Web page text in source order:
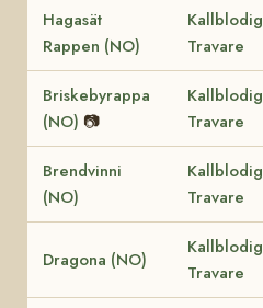
Hagasät
Rappen (NO)
Kallblodig
Travare
Briskebyrappa
(NO) 📷
Kallblodig
Travare
Brendvinni
(NO)
Kallblodig
Travare
Dragona (NO)
Kallblodig
Travare